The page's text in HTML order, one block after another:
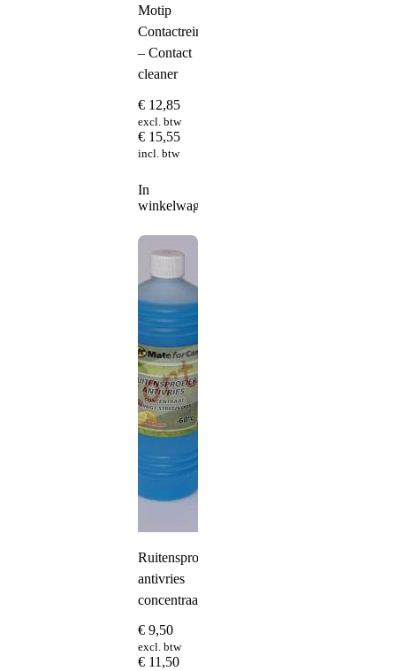
Motip
Contactreiniger
– Contact
cleaner
€ 12,85
excl. btw
€ 15,55
incl. btw
In
winkelwagen
Ruitensproeier
antivries
concentraat
€ 9,50
excl. btw
€ 11,50